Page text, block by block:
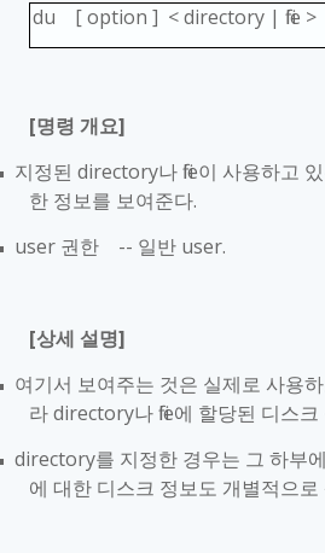
du [ option ] < directory | file >
[명령 개요]
지정된 directory나file이 사용하고
한 정보를 보여준다.
user 권한 -- 일반 user.
[상세 설명]
여기서 보여주는 것은 실제로 사용
라directory나file에 할당된 디스
directory를 지정한 경우는 그 하부
에 대한 디스크 정보도 개별적으